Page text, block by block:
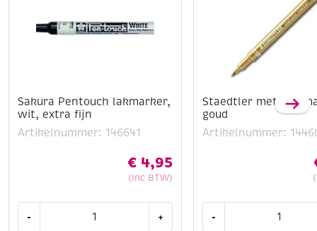
Sakura Pentouch lakmarker,
wit, extra fijn
Artikelnummer: 146641
€ 4,95
(Inc BTW)
- +
Staedtler metallic
goud
Artikelnummer:
-